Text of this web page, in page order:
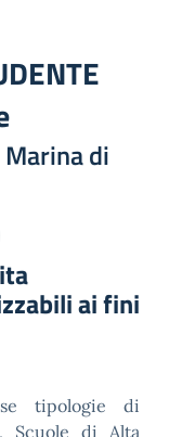
di
ai fini
tipologie di
Scuole di Alta